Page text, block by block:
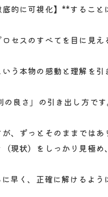
的に可視化】**すること
ロセスのすべてを目に見
う本物の感動と理解を引
良さ」の引き出し方です
、ずっとそのままではあ
現状）をしっかり見極め、
早く、正確に解けるよ